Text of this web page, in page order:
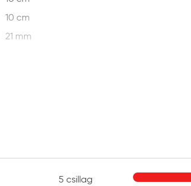
10 cm
21 mm
5 csillag